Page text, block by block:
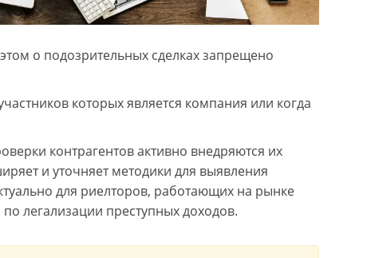
о подозрительных сделках запрещено
которых является компания или когда
контрагентов активно внедряются их
и уточняет методики для выявления
для риелторов, работающих на рынке
легализации преступных доходов.